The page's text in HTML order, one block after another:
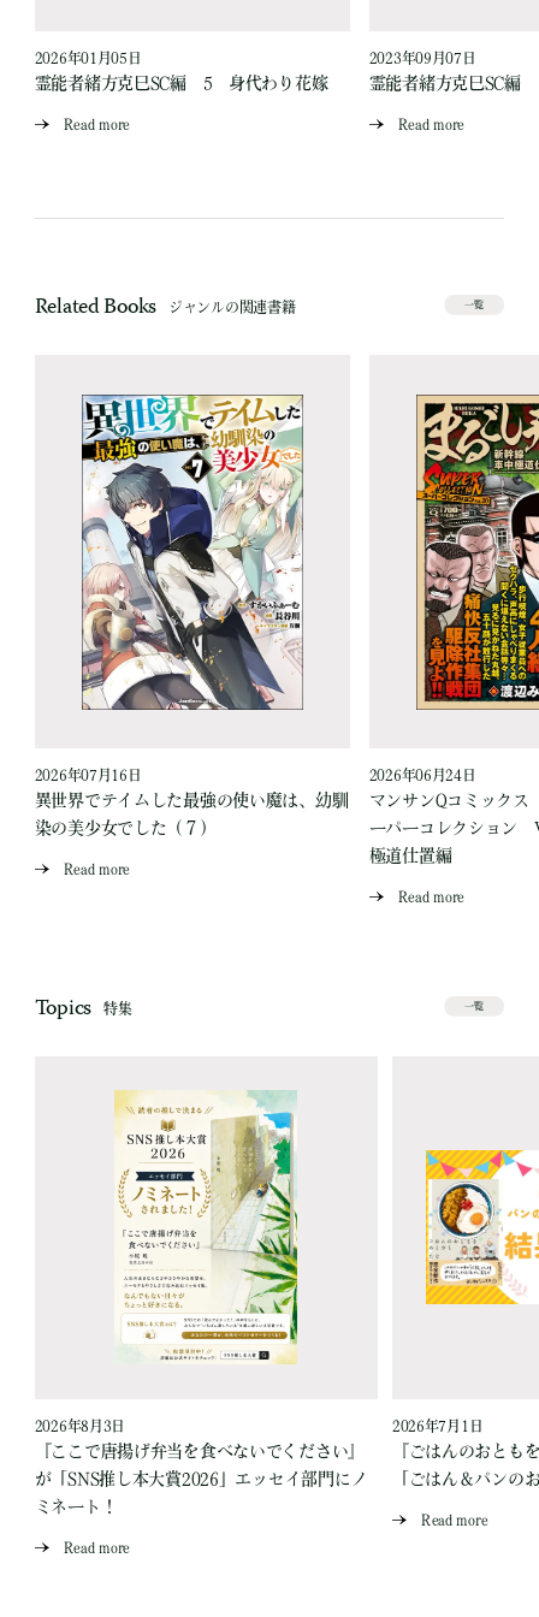
2026年01月05日
霊能者緒方克巳SC編 5 身代わり花嫁
Read more
2023年09月07日
霊能者緒方克巳SC
Read more
Related Books ジャンルの関連書籍 一覧
2026年07月16日
異世界でテイムした最強の使い魔は、幼馴
染の美少女でした（７）
Read more
2026年06月24日
マンサンQコミック
ーパーコレクション
極道仕置編
Read more
Topics 特集 一覧
2026年8月3日
『ここで唐揚げ弁当を食べないでください』
が「SNS推し本大賞2026」エッセイ部門にノ
ミネート！
Read more
2026年7月1日
『ごはんのおとも
「ごはん＆パンの
Read more